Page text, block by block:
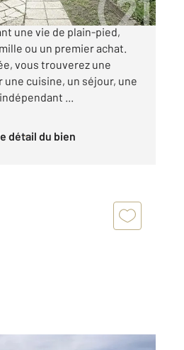
venez découvrir sans tarder,
une vie de plain-pied,
ou un premier achat.
vous trouverez une
cuisine, un séjour, une
...
le détail du bien